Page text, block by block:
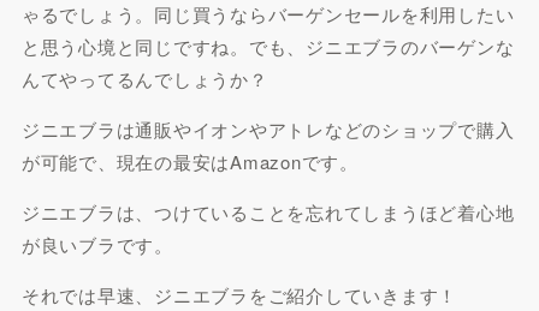
ゃるでしょう。同じ買うならバーゲンセールを利用したい
と思う心境と同じですね。でも、ジニエブラのバーゲンな
んてやってるんでしょうか？
ジニエブラは通販やイオンやアトレなどのショップで購入
が可能で、現在の最安はAmazonです。
ジニエブラは、つけていることを忘れてしまうほど着心地
が良いブラです。
それでは早速、ジニエブラをご紹介していきます！